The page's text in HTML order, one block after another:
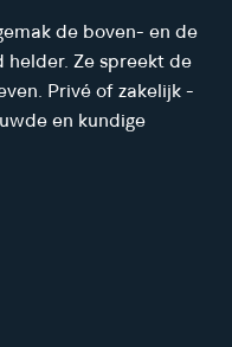
de boven- en de
Ze spreekt de
Privé of zakelijk -
en kundige